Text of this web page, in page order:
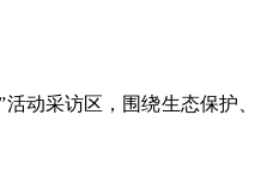
动采访区，围绕生态保护、